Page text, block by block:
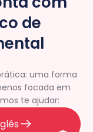
de
uma forma
focada em
te ajudar: